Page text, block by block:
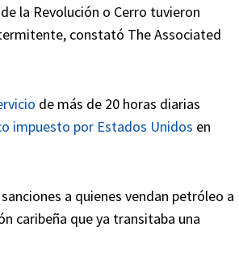
la Revolución o Cerro tuvieron
constató The Associated
de más de 20 horas diarias
impuesto por Estados Unidos en
a quienes vendan petróleo a
caribeña que ya transitaba una